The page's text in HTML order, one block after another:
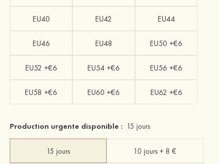
EU40 EU42 EU44
EU46 EU48 EU50 +€6
EU52 +€6 EU54 +€6 EU56 +€6
EU58 +€6 EU60 +€6 EU62 +€6
Production urgente disponible : 15 jours
15 jours 10 jours + 8 €